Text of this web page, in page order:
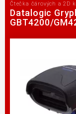
Čtečka čárových a 2D
Datalogic
GBT4200/